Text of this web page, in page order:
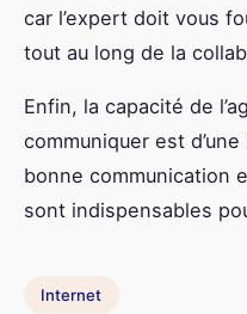
car l’expert doit vous
tout au long de la
Enfin, la capacité de
communiquer est
bonne communication
sont indispensables
Internet